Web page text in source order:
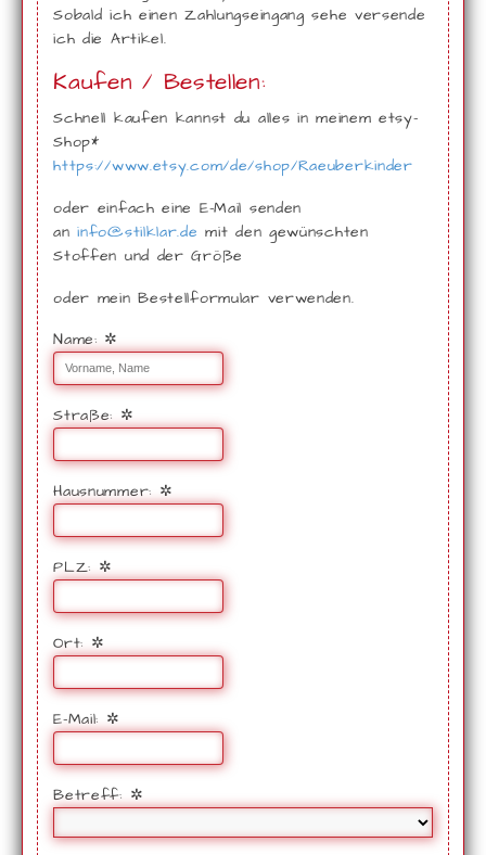
Sobald ich einen Zahlungseingang sehe versende
ich die Artikel.
Kaufen / Bestellen:
Schnell kaufen kannst du alles in meinem etsy-
Shop*
https://www.etsy.com/de/shop/Raeuberkinder
oder einfach eine E-Mail senden
aninfo@stilklar.de mit den gewünschten
Stoffen und der Größe
oder mein Bestellformular verwenden.
Name: ✲
Straße: ✲
Hausnummer: ✲
PLZ: ✲
Ort: ✲
E-Mail: ✲
Betreff: ✲